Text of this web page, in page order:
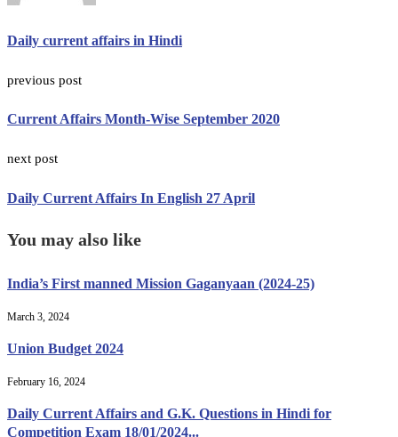
Daily current affairs in Hindi
previous post
Current Affairs Month-Wise September 2020
next post
Daily Current Affairs In English 27 April
You may also like
India’s First manned Mission Gaganyaan (2024-25)
March 3, 2024
Union Budget 2024
February 16, 2024
Daily Current Affairs and G.K. Questions in Hindi for
Competition Exam 18/01/2024...